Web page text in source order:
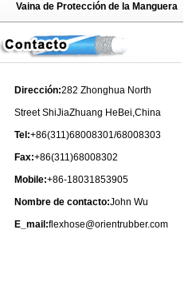
Vaina de Protección de la Manguera
Dirección:282 Zhonghua North
Street ShiJiaZhuang HeBei,China
Tel:+86(311)68008301/68008303
Fax:+86(311)68008302
Mobile:+86-18031853905
Nombre de contacto:John Wu
E_mail:flexhose@orientrubber.com